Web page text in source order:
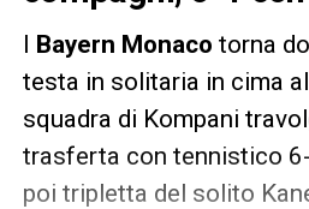
I Bayern Monaco torna
testa in solitaria in cima
squadra di Kompani
trasferta con tennistico
poi tripletta del solito